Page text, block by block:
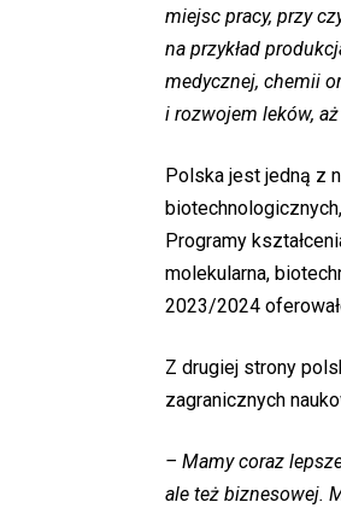
miejsc pracy, przy
na przykład
medycznej, chemii
i rozwojem leków,
Polska jest jedną z
Programy
molekularna,
2023/2024
Z drugiej strony
zagranicznych
– Mamy coraz
ale też biznesowej.